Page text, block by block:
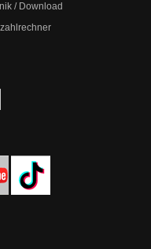
/ Download